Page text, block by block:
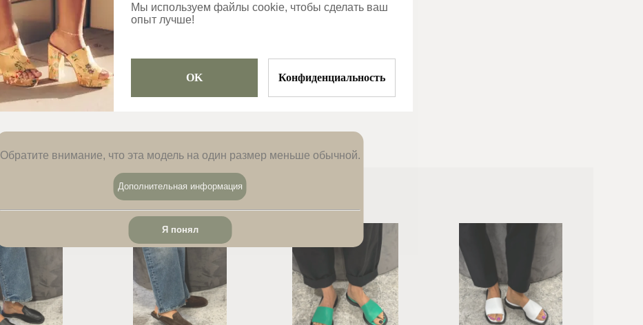
Мы используем файлы cookie, чтобы сделать ваш
опыт лучше!
OK Конфиденциальность
Обратите внимание, что эта модель на один размер меньше обычной.
Дополнительная информация
Я понял